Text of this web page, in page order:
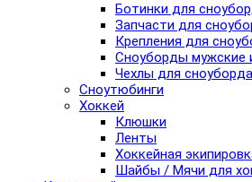
Ботинки для
Запчасти для
Крепления для
Сноуборды мужские
Чехлы для сноуборда
Сноутюбинги
Хоккей
Клюшки
Ленты
Хоккейная
Шайбы / Мячи для